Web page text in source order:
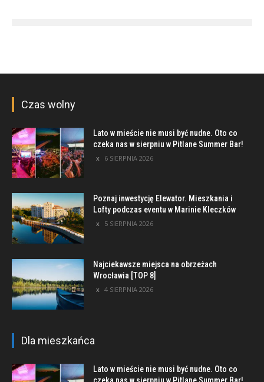
Czas wolny
Lato w mieście nie musi być nudne. Oto co
czeka nas w sierpniu w Pitlane Summer Bar!
6 SIERPNIA 2026
Poznaj inwestycję Elewator. Mieszkania i
Lofty podczas eventu w Marinie Kleczków
5 SIERPNIA 2026
Najciekawsze miejsca na obrzeżach
Wrocławia [TOP 8]
4 SIERPNIA 2026
Dla mieszkańca
Lato w mieście nie musi być nudne. Oto co